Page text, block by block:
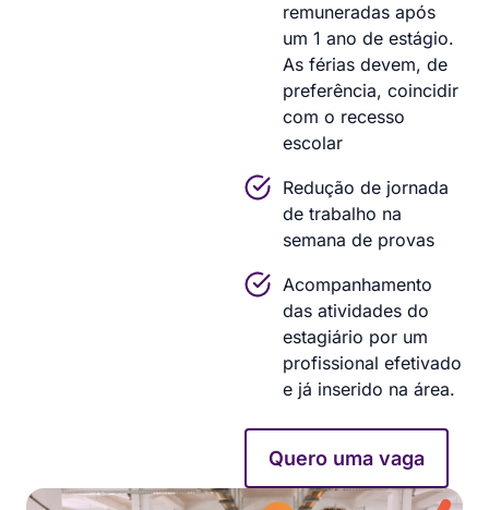
remuneradas após
um 1 ano de estágio.
As férias devem, de
preferência, coincidir
com o recesso
escolar
Redução de jornada
de trabalho na
semana de provas
Acompanhamento
das atividades do
estagiário por um
profissional efetivado
e já inserido na área.
Quero uma vaga